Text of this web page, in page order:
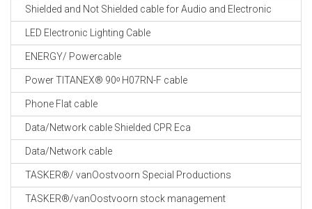
Shielded and Not Shielded cable for Audio and Electronic
LED Electronic Lighting Cable
ENERGY/ Powercable
Power TITANEX® 90ᵒ H07RN-F cable
Phone Flat cable
Data/Network cable Shielded CPR Eca
Data/Network cable
TASKER®/ vanOostvoorn Special Productions
TASKER®/vanOostvoorn stock management